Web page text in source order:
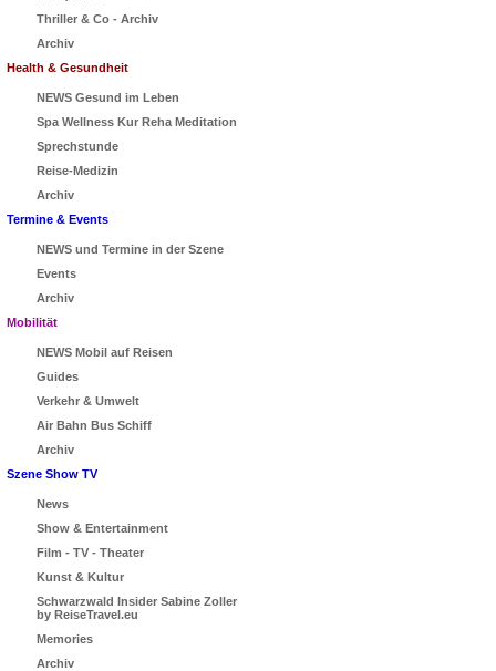
Thriller & Co - Archiv
Archiv
Health & Gesundheit
NEWS Gesund im Leben
Spa Wellness Kur Reha Meditation
Sprechstunde
Reise-Medizin
Archiv
Termine & Events
NEWS und Termine in der Szene
Events
Archiv
Mobilität
NEWS Mobil auf Reisen
Guides
Verkehr & Umwelt
Air Bahn Bus Schiff
Archiv
Szene Show TV
News
Show & Entertainment
Film - TV - Theater
Kunst & Kultur
Schwarzwald Insider Sabine Zoller
by ReiseTravel.eu
Memories
Archiv